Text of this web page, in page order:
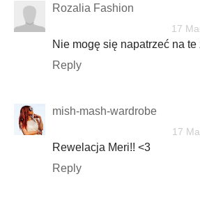
Rozalia Fashion
17
Nie mogę się napatrzeć na
Reply
mish-mash-wardrobe
17
Rewelacja Meri!! <3
Reply